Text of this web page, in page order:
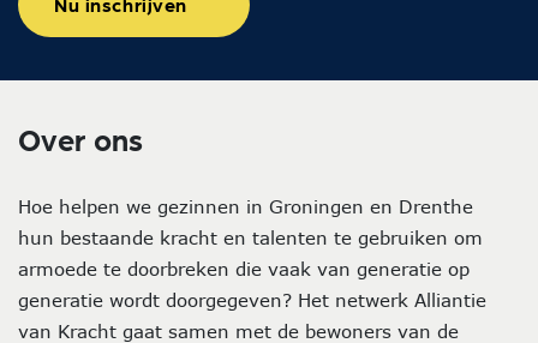
Over ons
Hoe helpen we gezinnen in Groningen en Drenthe
hun bestaande kracht en talenten te gebruiken om
armoede te doorbreken die vaak van generatie op
generatie wordt doorgegeven? Het netwerk Alliantie
van Kracht gaat samen met de bewoners van de